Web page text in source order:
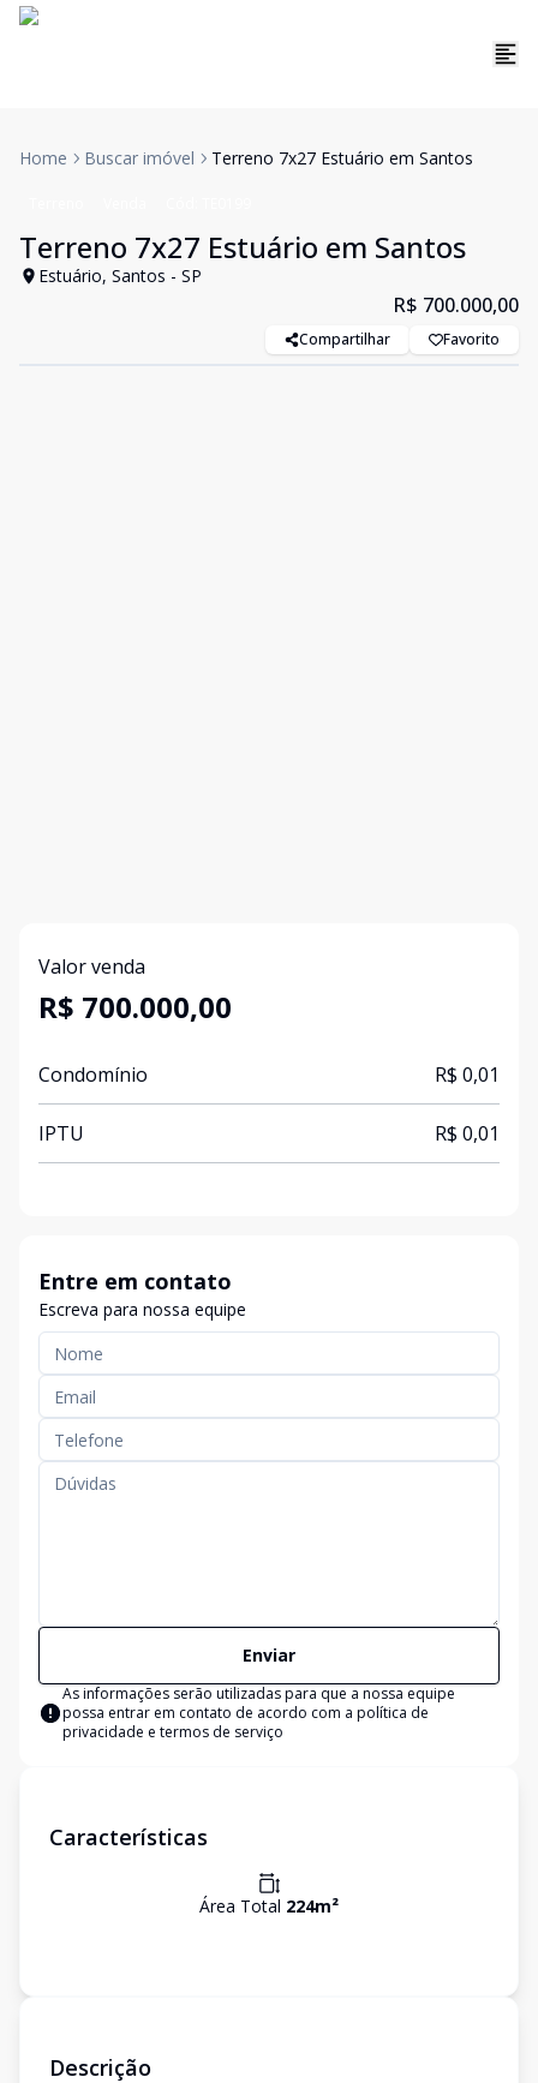
Home Buscar imóvel Terreno 7x27 Estuário em Santos
Terreno 7x27 Estuário em Santos
Estuário, Santos - SP
R$ 700.000,00
Compartilhar Favorito
Valor venda
R$ 700.000,00
Condomínio R$ 0,01
IPTU R$ 0,01
Entre em contato
Escreva para nossa equipe
Enviar
As informações serão utilizadas para que a nossa equipe
possa entrar em contato de acordo com a política de
privacidade e termos de serviço
Características
Área Total 224m²
Descrição